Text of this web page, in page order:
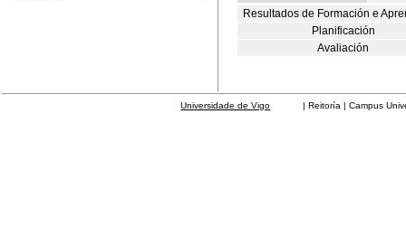
Resultados de Formación e
Planificación
Avaliación
Universidade de Vigo | Reitoría | Campus